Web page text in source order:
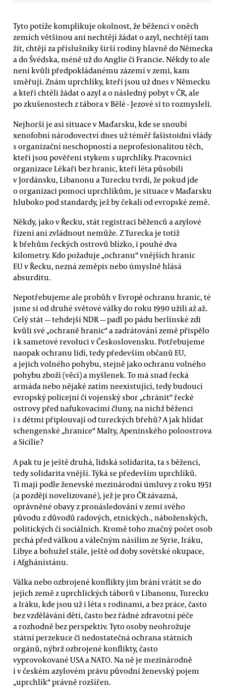
Tyto potíže komplikuje okolnost, že běženci v oněch
zemích většinou ani nechtějí žádat o azyl, nechtějí tam
žít, chtějí za příslušníky širší rodiny hlavně do Německa
a do Švédska, méně už do Anglie či Francie. Někdy to ale
není kvůli předpokládanému zázemí v zemi, kam
směřují. Znám uprchlíky, kteří jsou už dnes v Německu
a kteří chtěli žádat o azyl a o následný pobyt v ČR, ale
po zkušenostech z tábora v Bělé - Jezové si to rozmysleli.
Nejhorší je asi situace v Maďarsku, kde se snoubí
xenofobní národovectví dnes už téměř fašistoidní vlády
s organizační neschopností a neprofesionalitou těch,
kteří jsou pověřeni stykem s uprchlíky. Pracovníci
organizace Lékaři bez hranic, kteří léta působili
v Jordánsku, Libanonu a Turecku tvrdí, že pokud jde
o organizaci pomoci uprchlíkům, je situace v Maďarsku
hluboko pod standardy, jež by čekali od evropské země.
Někdy, jako v Řecku, stát registraci běženců a azylové
řízení ani zvládnout nemůže. Z Turecka je totiž
k břehům řeckých ostrovů blízko, i pouhé dva
kilometry. Kdo požaduje „ochranu“ vnějších hranic
EU v Řecku, nezná zeměpis nebo úmyslně hlásá
absurditu.
Nepotřebujeme ale probůh v Evropě ochranu hranic, té
jsme si od druhé světové války do roku 1990 užili až až.
Celý stát — tehdejší NDR — padl po pádu berlínské zdi
kvůli své „ochraně hranic“ a zadrátování země přispělo
i k sametové revoluci v Československu. Potřebujeme
naopak ochranu lidí, tedy především občanů EU,
a jejich volného pohybu, stejně jako ochranu volného
pohybu zboží (věcí) a myšlenek. To má snad řecká
armáda nebo nějaké zatím neexistující, tedy budoucí
evropský policejní či vojenský sbor „chránit“ řecké
ostrovy před nafukovacími čluny, na nichž běženci
i s dětmi připlouvají od tureckých břehů? A jak hlídat
schengenské „hranice“ Malty, Apeninského poloostrova
a Sicílie?
A pak tu je ještě druhá, lidská solidarita, ta s běženci,
tedy solidarita vnější. Týká se především uprchlíků.
Ti mají podle ženevské mezinárodní úmluvy z roku 1951
(a později novelizované), jež je pro ČR závazná,
oprávněné obavy z pronásledování v zemi svého
původu z důvodů radových, etnických., náboženských,
politických či sociálních. Kromě toho značný počet osob
prchá před válkou a válečným násilím ze Sýrie, Iráku,
Libye a bohužel stále, ještě od doby sovětské okupace,
i Afghánistánu.
Válka nebo ozbrojené konflikty jim brání vrátit se do
jejich země z uprchlických táborů v Libanonu, Turecku
a Iráku, kde jsou už i léta s rodinami, a bez práce, často
bez vzdělávání dětí, často bez řádné zdravotní péče
a rozhodně bez perspektiv. Tyto osoby neohrožuje
státní perzekuce či nedostatečná ochrana státních
orgánů, nýbrž ozbrojené konflikty, často
vyprovokované USA a NATO. Na ně je mezinárodně
i v českém azylovém právu původní ženevský pojem
„uprchlík“ právně rozšířen.